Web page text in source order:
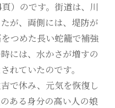
）のです。街道は、川
が、両側には、堤防が
つめた長い蛇籠で補強
には、水かさが増すの
れていたのです。
で休み、元気を恢復し
ある身分の高い人の娘